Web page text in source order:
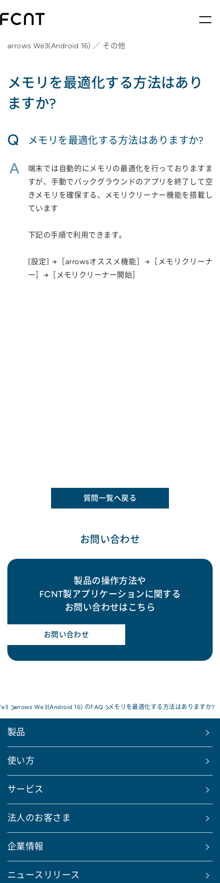
arrows We3(Android 16) ／ その他
メモリを最適化する方法はあり
ますか?
Q メモリを最適化する方法はありますか?
A
端末では自動的にメモリの最適化を行っておりますま
すが、手動でバックグラウンドのアプリを終了して空
きメモリを確保する、メモリクリーナー機能を搭載し
ています
下記の手順で利用できます。
[設定] →［arrowsオススメ機能］→［メモリクリーナ
ー］→［メモリクリーナー開始］
質問一覧へ戻る
お問い合わせ
製品の操作方法や
FCNT製アプリケーションに関する
お問い合わせはこちら
お問い合わせ
arrows We3(Android 16) のFAQ メモリを最適化する方法はありますか?
製品
使い方
サービス
法人のお客さま
企業情報
ニュースリリース